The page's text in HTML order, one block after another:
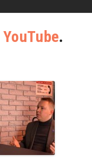
YouTube.